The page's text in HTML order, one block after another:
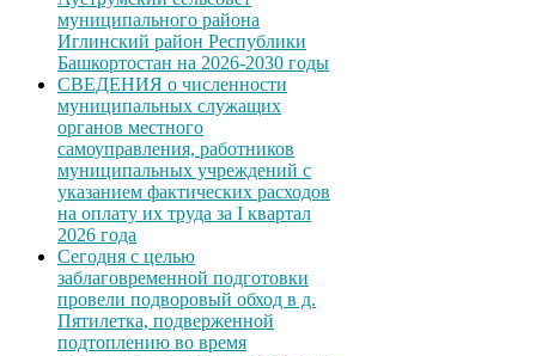
муниципального района
Иглинский район Республики
Башкортостан на 2026-2030 годы
СВЕДЕНИЯ о численности
муниципальных служащих
органов местного
самоуправления, работников
муниципальных учреждений с
указанием фактических расходов
на оплату их труда за I квартал
2026 года
Сегодня с целью
заблаговременной подготовки
провели подворовый обход в д.
Пятилетка, подверженной
подтоплению во время